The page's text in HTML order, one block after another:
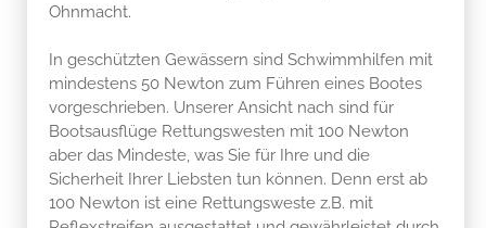
Ohnmacht.
In geschützten Gewässern sind Schwimmhilfen mit
mindestens 50 Newton zum Führen eines Bootes
vorgeschrieben. Unserer Ansicht nach sind für
Bootsausflüge Rettungswesten mit 100 Newton
aber das Mindeste, was Sie für Ihre und die
Sicherheit Ihrer Liebsten tun können. Denn erst ab
100 Newton ist eine Rettungsweste z.B. mit